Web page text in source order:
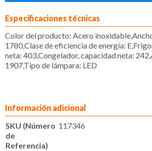
Especificaciones técnicas
Color del producto: Acero
1780,Clase de eficiencia de energía:
neta: 403,Congelador, capacidad neta:
1907,Tipo de lámpara: LED
Información adicional
SKU (Número
de
Referencia)
117346